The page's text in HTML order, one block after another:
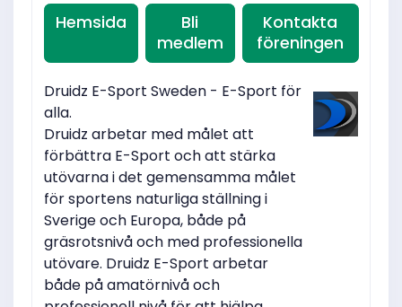
Hemsida
Bli
medlem
Kontakta
föreningen
Druidz E-Sport Sweden - E-Sport för
alla.
Druidz arbetar med målet att
förbättra E-Sport och att stärka
utövarna i det gemensamma målet
för sportens naturliga ställning i
Sverige och Europa, både på
gräsrotsnivå och med professionella
utövare. Druidz E-Sport arbetar
både på amatörnivå och